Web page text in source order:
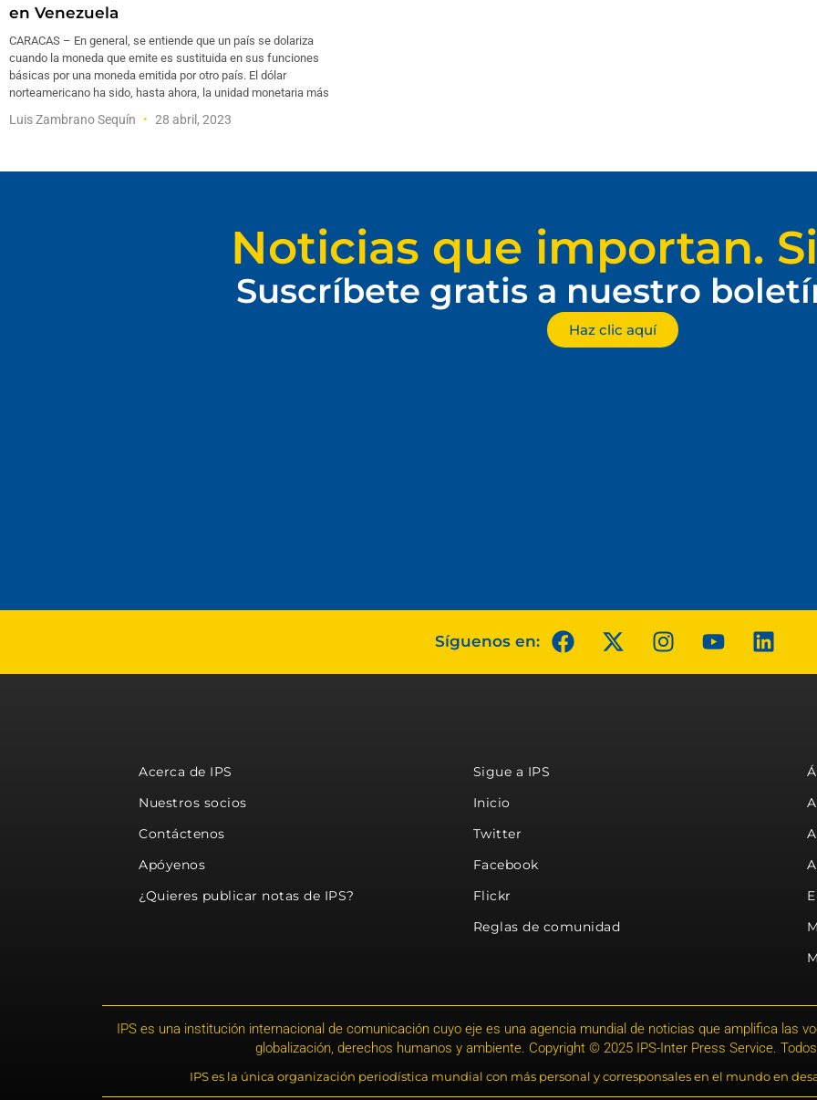
en Venezuela
CARACAS – En general, se entiende que un país se dolariza
cuando la moneda que emite es sustituida en sus funciones
básicas por una moneda emitida por otro país. El dólar
norteamericano ha sido, hasta ahora, la unidad monetaria más
Luis Zambrano Sequín 28 abril, 2023
Noticias que importan.
Suscríbete gratis a nuestro
Haz clic aquí
Síguenos en:
Acerca de IPS
Nuestros socios
Contáctenos
Apóyenos
¿Quieres publicar notas de IPS?
Sigue a IPS
Inicio
Twitter
Facebook
Flickr
Reglas de comunidad
IPS es una institución internacional de comunicación cuyo eje es una agencia mundial de noticias que amplifica las
globalización, derechos humanos y ambiente. Copyright © 2025 IPS-Inter Press Service.
IPS es la única organización periodística mundial con más personal y corresponsales en el mundo en